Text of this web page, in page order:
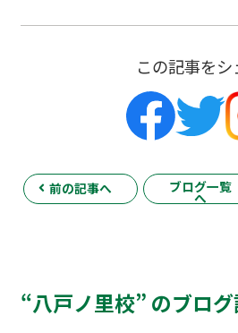
この記事をシ
前の記事へ ブログ一覧
へ
“八戸ノ里校” のブロ